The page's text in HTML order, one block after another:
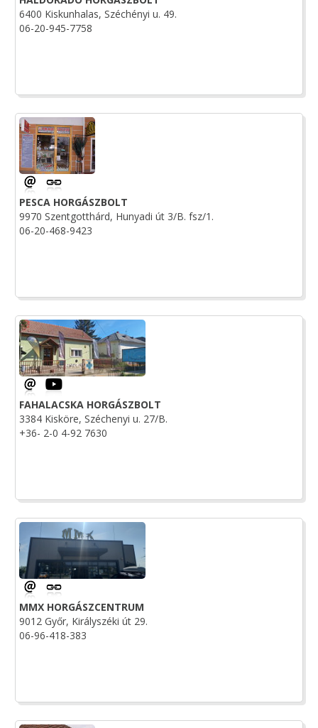
6400 Kiskunhalas, Széchényi u. 49.
06-20-945-7758
PESCA HORGÁSZBOLT
9970 Szentgotthárd, Hunyadi út 3/B. fsz/1.
06-20-468-9423
FAHALACSKA HORGÁSZBOLT
3384 Kisköre, Széchenyi u. 27/B.
+36- 2-0 4-92 7630
MMX HORGÁSZCENTRUM
9012 Győr, Királyszéki út 29.
06-96-418-383